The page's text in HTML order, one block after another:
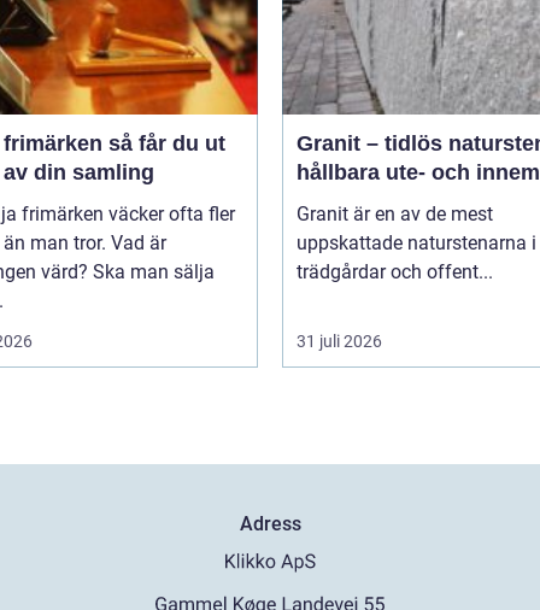
så får du ut
din samling
frimärken väcker ofta fler
man tror. Vad är
värd? Ska man sälja
Granit – tidlös
hållbara ute- och
Granit är en av de mest
uppskattade naturstenarna i
trädgårdar och offent...
31 juli 2026
Adress